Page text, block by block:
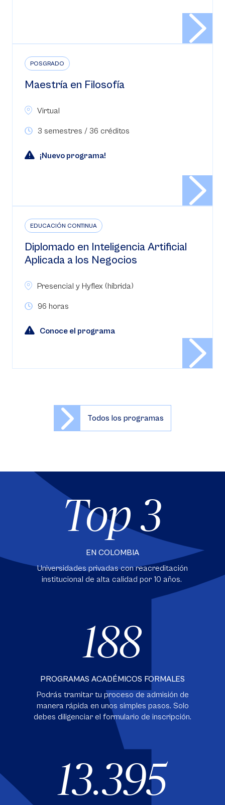
POSGRADO
Maestría en Filosofía
Virtual
3 semestres / 36 créditos
¡Nuevo programa!
EDUCACIÓN CONTINUA
Diplomado en Inteligencia Artificial
Aplicada a los Negocios
Presencial y Hyflex (híbrida)
96 horas
Conoce el programa
Todos los programas
Top 3
EN COLOMBIA
Universidades privadas con reacreditación
institucional de alta calidad por 10 años.
188
PROGRAMAS ACADÉMICOS FORMALES
Podrás tramitar tu proceso de admisión de
manera rápida en unos simples pasos. Solo
debes diligenciar el formulario de inscripción.
13.395